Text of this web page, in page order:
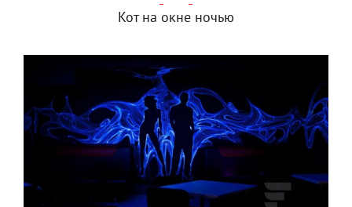
Кот на окне ночью